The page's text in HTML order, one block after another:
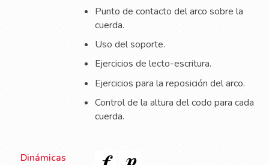
Punto de contacto del arco sobre la
cuerda.
Uso del soporte.
Ejercicios de lecto-escritura.
Ejercicios para la reposición del arco.
Control de la altura del codo para cada
cuerda.
Dinámicas